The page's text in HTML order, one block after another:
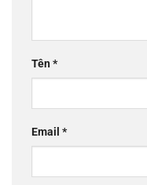
Tên*
Email *